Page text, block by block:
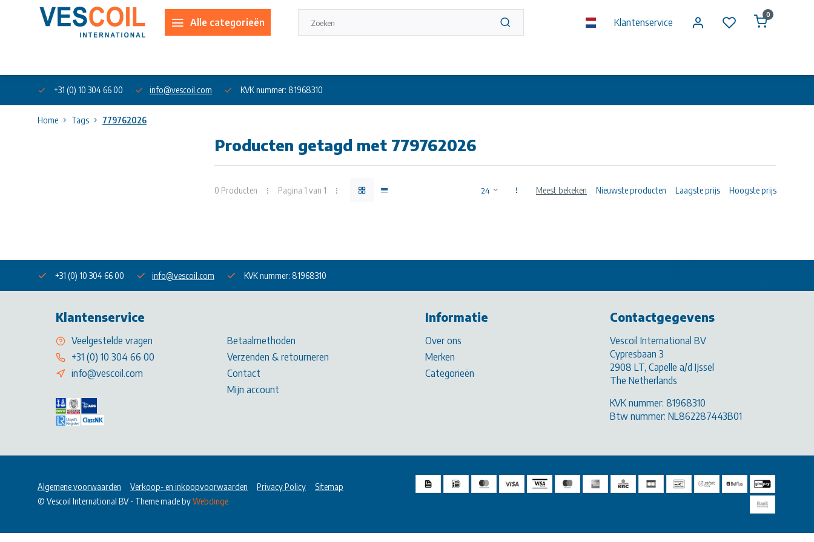
Alle categorieën Klantenservice
0
+31 (0) 10 304 66 00 info@vescoil.com KVK nummer: 81968310
Home Tags 779762026
Producten getagd met 779762026
0 Producten Pagina 1 van 1 Meest bekeken Nieuwste producten Laagste prijs Hoogste prijs
+31 (0) 10 304 66 00 info@vescoil.com KVK nummer: 81968310
Klantenservice
Veelgestelde vragen
+31 (0) 10 304 66 00
info@vescoil.com
Betaalmethoden
Verzenden & retourneren
Contact
Mijn account
Informatie
Over ons
Merken
Categorieën
Contactgegevens
Vescoil International BV
Cypresbaan 3
2908 LT, Capelle a/d IJssel
The Netherlands
KVK nummer: 81968310
Btw nummer: NL862287443B01
Algemene voorwaarden Verkoop- en inkoopvoorwaarden Privacy Policy
Sitemap
© Vescoil International BV- Theme made byWebdinge